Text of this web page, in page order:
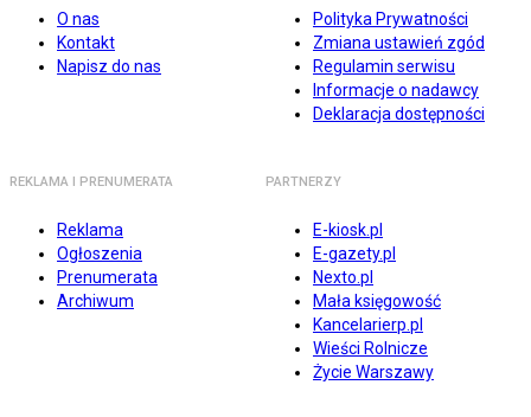
O nas
Kontakt
Napisz do nas
Polityka Prywatności
Zmiana ustawień zgód
Regulamin serwisu
Informacje o nadawcy
Deklaracja dostępności
REKLAMA I PRENUMERATA
Reklama
Ogłoszenia
Prenumerata
Archiwum
PARTNERZY
E-kiosk.pl
E-gazety.pl
Nexto.pl
Mała księgowość
Kancelarierp.pl
Wieści Rolnicze
Życie Warszawy